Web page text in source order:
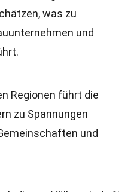
was zu
und
Regionen führt die
zu Spannungen
und